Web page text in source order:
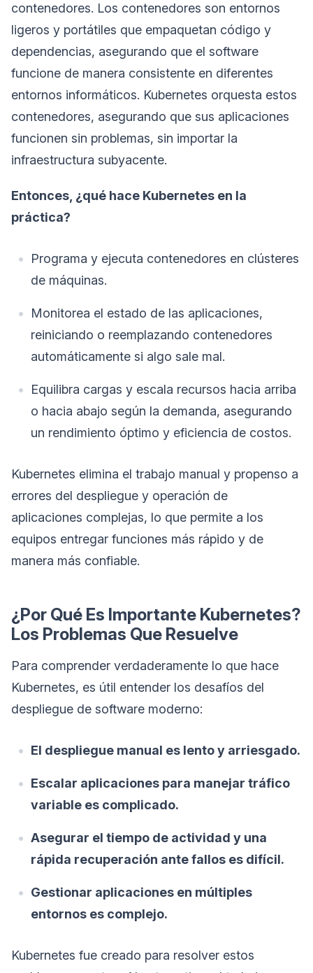
contenedores. Los contenedores son entornos
ligeros y portátiles que empaquetan código y
dependencias, asegurando que el software
funcione de manera consistente en diferentes
entornos informáticos. Kubernetes orquesta estos
contenedores, asegurando que sus aplicaciones
funcionen sin problemas, sin importar la
infraestructura subyacente.
Entonces, ¿qué hace Kubernetes en la
práctica?
Programa y ejecuta contenedores en clústeres
de máquinas.
Monitorea el estado de las aplicaciones,
reiniciando o reemplazando contenedores
automáticamente si algo sale mal.
Equilibra cargas y escala recursos hacia arriba
o hacia abajo según la demanda, asegurando
un rendimiento óptimo y eficiencia de costos.
Kubernetes elimina el trabajo manual y propenso a
errores del despliegue y operación de
aplicaciones complejas, lo que permite a los
equipos entregar funciones más rápido y de
manera más confiable.
¿Por Qué Es Importante Kubernetes?
Los Problemas Que Resuelve
Para comprender verdaderamente lo que hace
Kubernetes, es útil entender los desafíos del
despliegue de software moderno:
El despliegue manual es lento y arriesgado.
Escalar aplicaciones para manejar tráfico
variable es complicado.
Asegurar el tiempo de actividad y una
rápida recuperación ante fallos es difícil.
Gestionar aplicaciones en múltiples
entornos es complejo.
Kubernetes fue creado para resolver estos